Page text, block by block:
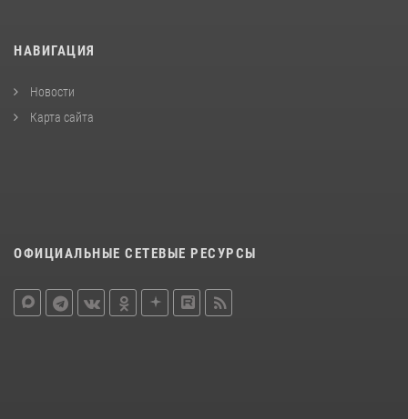
НАВИГАЦИЯ
Новости
Карта сайта
ОФИЦИАЛЬНЫЕ СЕТЕВЫЕ РЕСУРСЫ